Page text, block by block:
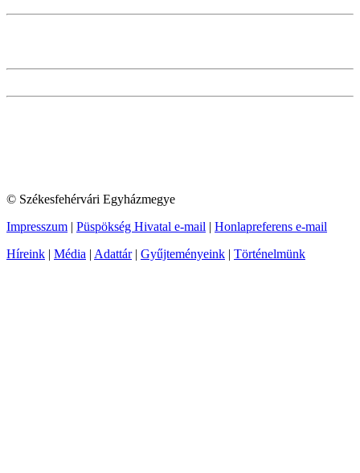
© Székesfehérvári Egyházmegye
Impresszum | Püspökség Hivatal e-mail | Honlapreferens e-mail
Híreink | Média | Adattár| Gyűjteményeink | Történelmünk